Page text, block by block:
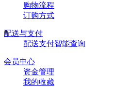
购物流程
订购方式
配送与支付
配送支付智能查询
会员中心
资金管理
我的收藏